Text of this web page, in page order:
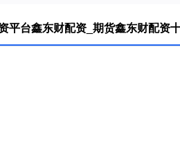
平台鑫东财配资_期货鑫东财配资